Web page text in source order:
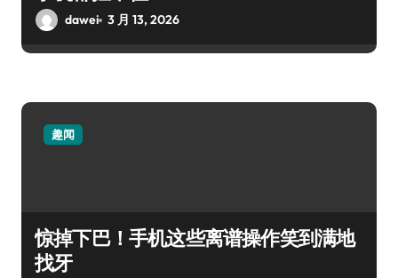
dawei 3 月 13, 2026
趣闻
惊掉下巴！手机这些离谱操作笑到满地
找牙